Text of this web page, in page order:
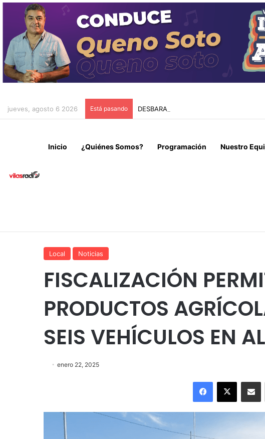
jueves, agosto 6 2026 Está pasando DESBARATAN RED DE TRÁFICO DE
Inicio ¿Quiénes Somos? Programación Nuestro
Local Noticias
FISCALIZACIÓN
PRODUCTOS
SEIS VEHÍCULOS EN
enero 22, 2025
Facebook
X